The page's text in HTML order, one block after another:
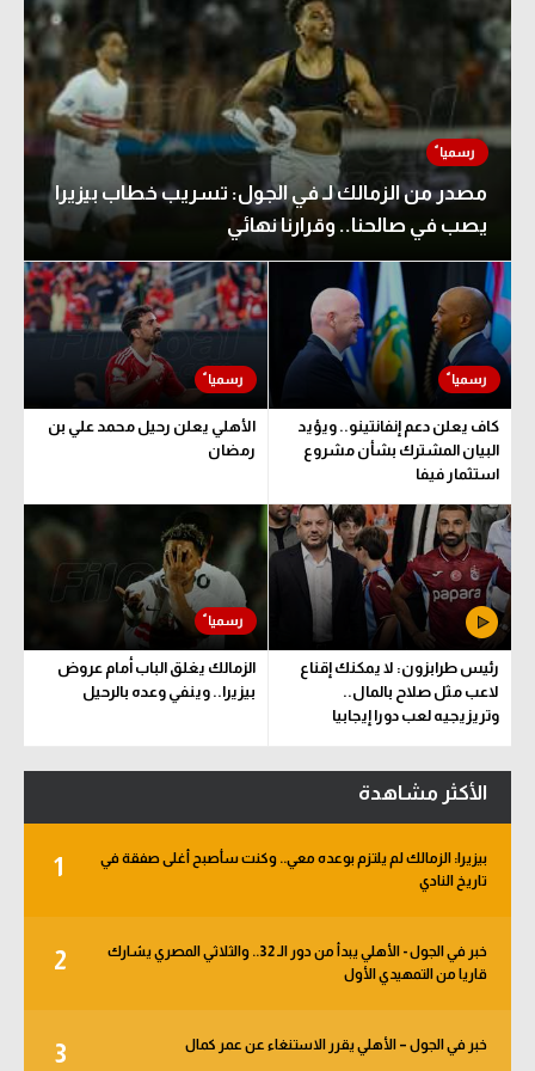
مصدر من الزمالك لـ في الجول: تسريب خطاب بيزيرا
يصب في صالحنا.. وقرارنا نهائي
كاف يعلن دعم إنفانتينو.. ويؤيد
البيان المشترك بشأن مشروع
استثمار فيفا
الأهلي يعلن رحيل محمد علي بن
رمضان
رئيس طرابزون: لا يمكنك إقناع
لاعب مثل صلاح بالمال..
وتريزيجيه لعب دورا إيجابيا
الزمالك يغلق الباب أمام عروض
بيزيرا.. وينفي وعده بالرحيل
الأكثر مشاهدة
1
بيزيرا: الزمالك لم يلتزم بوعده معي.. وكنت سأصبح أغلى صفقة في
تاريخ النادي
2
خبر في الجول - الأهلي يبدأ من دور الـ 32.. والثلاثي المصري يشارك
قاريا من التمهيدي الأول
3 خبر في الجول – الأهلي يقرر الاستنغاء عن عمر كمال